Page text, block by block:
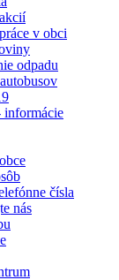
v obci
odpadu
informácie
čísla
nás